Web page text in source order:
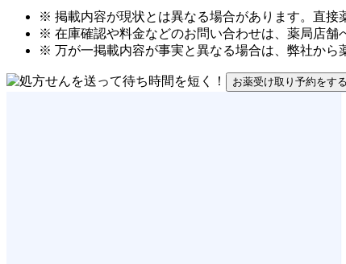
※ 掲載内容が現状とは異なる場合があります。直接
※ 在庫確認や料金などのお問い合わせは、薬局店舗
※ 万が一掲載内容が事実と異なる場合は、弊社から
お薬受け取り予約をする